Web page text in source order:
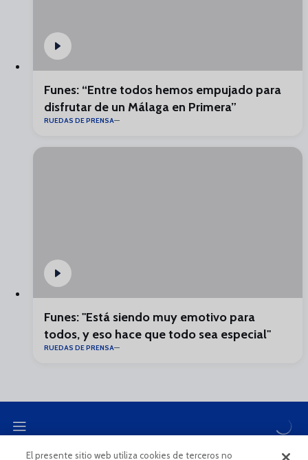
Funes: “Entre todos hemos empujado para
disfrutar de un Málaga en Primera”
RUEDAS DE PRENSA
Funes: "Está siendo muy emotivo para
todos, y eso hace que todo sea especial"
RUEDAS DE PRENSA
El presente sitio web utiliza cookies de terceros no